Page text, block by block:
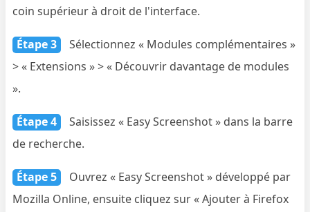
coin supérieur à droit de l'interface.
Étape 3
Sélectionnez « Modules complémentaires »
> « Extensions » > « Découvrir davantage de modules
».
Étape 4
Saisissez « Easy Screenshot » dans la barre
de recherche.
Étape 5
Ouvrez « Easy Screenshot » développé par
Mozilla Online, ensuite cliquez sur « Ajouter à Firefox